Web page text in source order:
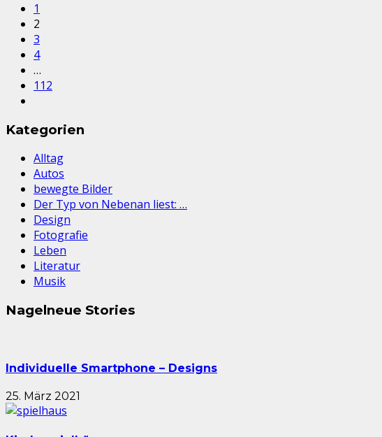
1
2
3
4
…
112
Kategorien
Alltag
Autos
bewegte Bilder
Der Typ von Nebenan liest: …
Design
Fotografie
Leben
Literatur
Musik
Nagelneue Stories
Individuelle Smartphone – Designs
25. März 2021